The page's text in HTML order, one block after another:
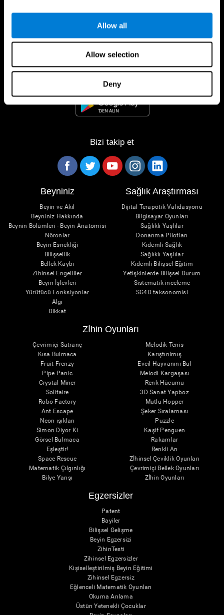
Allow all
Allow selection
Deny
CogniFit Uygulaması
Bizi takip et
Beyniniz
Beyin ve Akıl
Beyniniz Hakkında
Beynin Bölümleri - Beyin Anatomisi
Nöronlar
Beyin Esnekliği
Bilişsellik
Bellek Kaybı
Zihinsel Engelliler
Beyin İşlevleri
Yürütücü Fonksiyonlar
Algı
Dikkat
Sağlık Araştırması
Dijital Terapötik Validasyonu
Bilgisayar Oyunları
Sağlıklı Yaşlılar
Donanma Pilotları
Kıdemli Sağlık
Sağlıklı Yaşlılar
Kıdemli Bilişsel Eğitim
Yetişkinlerde Bilişsel Durum
Sistematik inceleme
SG4D taksonomisi
Zİhin Oyunları
Çevrimiçi Satranç
Kısa Bulmaca
Fruit Frenzy
Pipe Panic
Crystal Miner
Solitaire
Robo Factory
Ant Escape
Neon ışıkları
Simon Diyor Ki
Görsel Bulmaca
Eşleştir!
Space Rescue
Matematik Çılgınlığı
Bilye Yarışı
Melodik Tenis
Karıştırılmış
Evcil Hayvanını Bul
Melodi Kargaşası
Renk Hücumu
3D Sanat Yapboz
Mutlu Hopper
Şeker Sıralaması
Puzzle
Kaşif Penguen
Rakamlar
Renkli Arı
Zİhinsel Çeviklik Oyunları
Çevrimiçi Bellek Oyunları
Zİhin Oyunları
Egzersizler
Patent
Bayiler
Bilişsel Gelişme
Beyin Egzersizi
ZihinTesti
Zihinsel Egzersizler
Kişiselleştirilmiş Beyin Eğitimi
Zihinsel Egzersiz
Eğlenceli Matematik Oyunları
Okuma Anlama
Üstün Yetenekli Çocuklar